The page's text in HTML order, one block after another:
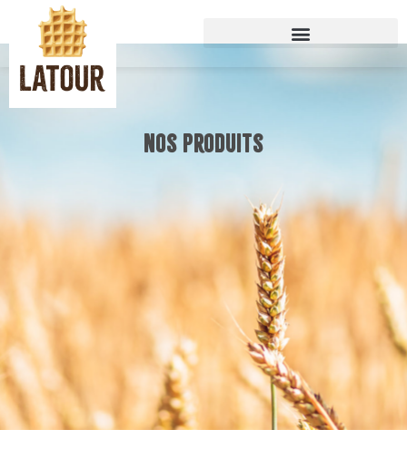
Nos produits